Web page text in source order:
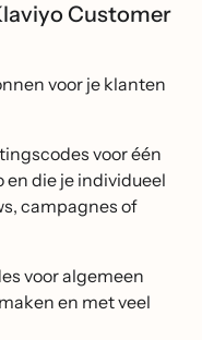
Customer
voor je klanten
voor één
en die je individueel
campagnes of
voor algemeen
en met veel